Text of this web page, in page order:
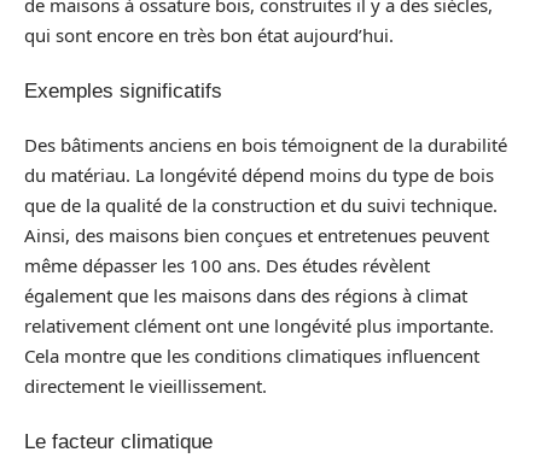
de maisons à ossature bois, construites il y a des siècles,
qui sont encore en très bon état aujourd’hui.
Exemples significatifs
Des bâtiments anciens en bois témoignent de la durabilité
du matériau. La longévité dépend moins du type de bois
que de la qualité de la construction et du suivi technique.
Ainsi, des maisons bien conçues et entretenues peuvent
même dépasser les 100 ans. Des études révèlent
également que les maisons dans des régions à climat
relativement clément ont une longévité plus importante.
Cela montre que les conditions climatiques influencent
directement le vieillissement.
Le facteur climatique